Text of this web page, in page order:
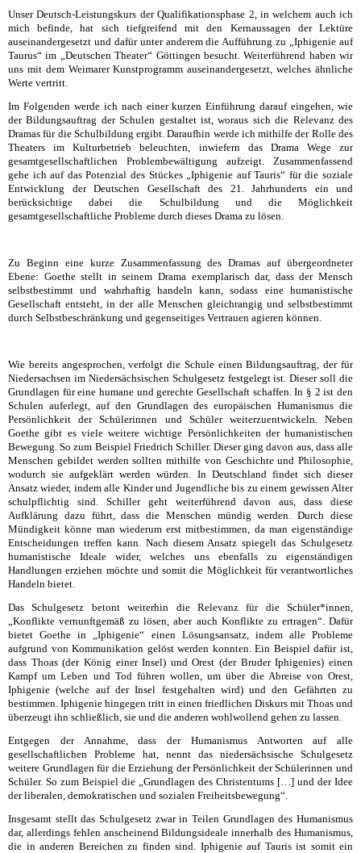
Unser Deutsch-Leistungskurs der Qualifikationsphase 2, in welchem auch ich
mich befinde, hat sich tiefgreifend mit den Kernaussagen der Lektüre
auseinandergesetzt und dafür unter anderem die Aufführung zu „Iphigenie auf
Taurus“ im „Deutschen Theater“ Göttingen besucht. Weiterführend haben wir
uns mit dem Weimarer Kunstprogramm auseinandergesetzt, welches ähnliche
Werte vertritt.
Im Folgenden werde ich nach einer kurzen Einführung darauf eingehen, wie
der Bildungsauftrag der Schulen gestaltet ist, woraus sich die Relevanz des
Dramas für die Schulbildung ergibt. Daraufhin werde ich mithilfe der Rolle des
Theaters im Kulturbetrieb beleuchten, inwiefern das Drama Wege zur
gesamtgesellschaftlichen Problembewältigung aufzeigt. Zusammenfassend
gehe ich auf das Potenzial des Stückes „Iphigenie auf Tauris“ für die soziale
Entwicklung der Deutschen Gesellschaft des 21. Jahrhunderts ein und
berücksichtige dabei die Schulbildung und die Möglichkeit
gesamtgesellschaftliche Probleme durch dieses Drama zu lösen.
Zu Beginn eine kurze Zusammenfassung des Dramas auf übergeordneter
Ebene: Goethe stellt in seinem Drama exemplarisch dar, dass der Mensch
selbstbestimmt und wahrhaftig handeln kann, sodass eine humanistische
Gesellschaft entsteht, in der alle Menschen gleichrangig und selbstbestimmt
durch Selbstbeschränkung und gegenseitiges Vertrauen agieren können.
Wie bereits angesprochen, verfolgt die Schule einen Bildungsauftrag, der für
Niedersachsen im Niedersächsischen Schulgesetz festgelegt ist. Dieser soll die
Grundlagen für eine humane und gerechte Gesellschaft schaffen. In § 2 ist den
Schulen auferlegt, auf den Grundlagen des europäischen Humanismus die
Persönlichkeit der Schülerinnen und Schüler weiterzuentwickeln. Neben
Goethe gibt es viele weitere wichtige Persönlichkeiten der humanistischen
Bewegung. So zum Beispiel Friedrich Schiller. Dieser ging davon aus, dass alle
Menschen gebildet werden sollten mithilfe von Geschichte und Philosophie,
wodurch sie aufgeklärt werden würden. In Deutschland findet sich dieser
Ansatz wieder, indem alle Kinder und Jugendliche bis zu einem gewissen Alter
schulpflichtig sind. Schiller geht weiterführend davon aus, dass diese
Aufklärung dazu führt, dass die Menschen mündig werden. Durch diese
Mündigkeit könne man wiederum erst mitbestimmen, da man eigenständige
Entscheidungen treffen kann. Nach diesem Ansatz spiegelt das Schulgesetz
humanistische Ideale wider, welches uns ebenfalls zu eigenständigen
Handlungen erziehen möchte und somit die Möglichkeit für verantwortliches
Handeln bietet.
Das Schulgesetz betont weiterhin die Relevanz für die Schüler*innen,
„Konflikte vernunftgemäß zu lösen, aber auch Konflikte zu ertragen“. Dafür
bietet Goethe in „Iphigenie“ einen Lösungsansatz, indem alle Probleme
aufgrund von Kommunikation gelöst werden konnten. Ein Beispiel dafür ist,
dass Thoas (der König einer Insel) und Orest (der Bruder Iphigenies) einen
Kampf um Leben und Tod führen wollen, um über die Abreise von Orest,
Iphigenie (welche auf der Insel festgehalten wird) und den Gefährten zu
bestimmen. Iphigenie hingegen tritt in einen friedlichen Diskurs mit Thoas und
überzeugt ihn schließlich, sie und die anderen wohlwollend gehen zu lassen.
Entgegen der Annahme, dass der Humanismus Antworten auf alle
gesellschaftlichen Probleme hat, nennt das niedersächsische Schulgesetz
weitere Grundlagen für die Erziehung der Persönlichkeit der Schülerinnen und
Schüler. So zum Beispiel die „Grundlagen des Christentums […] und der Idee
der liberalen, demokratischen und sozialen Freiheitsbewegung“.
Insgesamt stellt das Schulgesetz zwar in Teilen Grundlagen des Humanismus
dar, allerdings fehlen anscheinend Bildungsideale innerhalb des Humanismus,
die in anderen Bereichen zu finden sind. Iphigenie auf Tauris ist somit ein